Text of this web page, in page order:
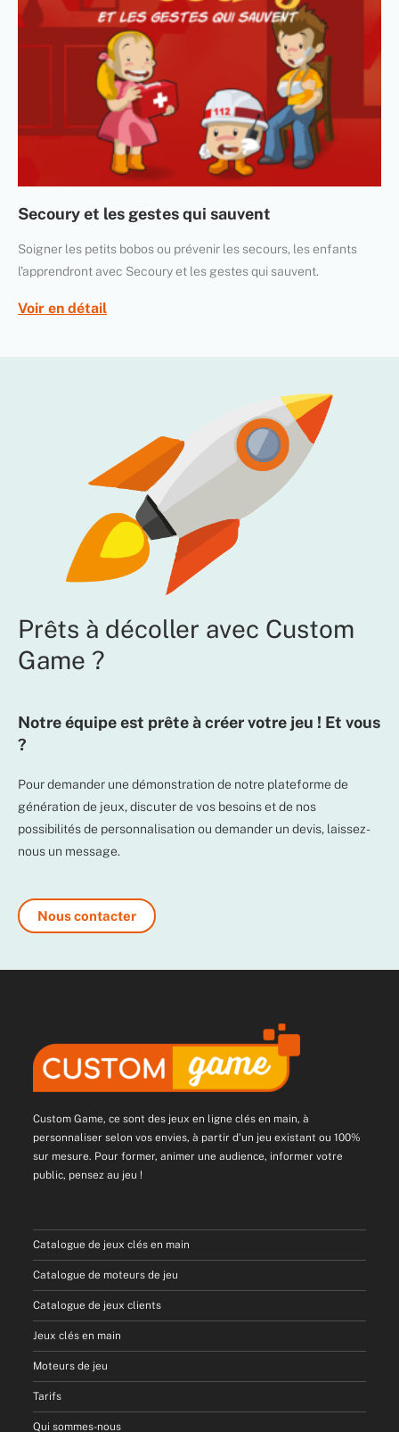
Secoury et les gestes qui sauvent
Soigner les petits bobos ou prévenir les secours, les enfants
l’apprendront avec Secoury et les gestes qui sauvent.
Voir en détail
Prêts à décoller avec Custom
Game ?
Notre équipe est prête à créer votre jeu ! Et vous
?
Pour demander une démonstration de notre plateforme de
génération de jeux, discuter de vos besoins et de nos
possibilités de personnalisation ou demander un devis, laissez-
nous un message.
Nous contacter
Custom Game, ce sont des jeux en ligne clés en main, à
personnaliser selon vos envies, à partir d'un jeu existant ou 100%
sur mesure. Pour former, animer une audience, informer votre
public, pensez au jeu !
Catalogue de jeux clés en main
Catalogue de moteurs de jeu
Catalogue de jeux clients
Jeux clés en main
Moteurs de jeu
Tarifs
Qui sommes-nous